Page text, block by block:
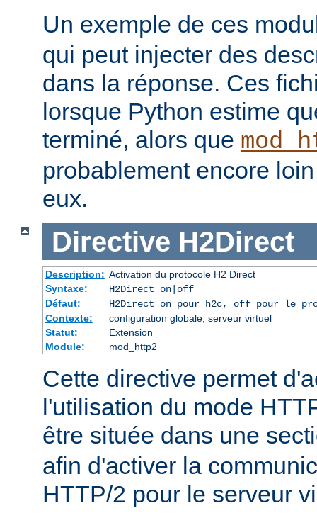
Un exemple de ces
qui peut injecter des
dans la réponse. Ces
lorsque Python estime
terminé, alors que
probablement encore
eux.
Directive H2Direct
Description: Activation du protocole H2 Direct
Syntaxe:
H2Direct on|off
Défaut:
H2Direct on pour h2c, off pour le
Contexte:
configuration globale, serveur virtuel
Statut:
Extension
Module:
mod_http2
Cette directive permet
l'utilisation du mode
être située dans une
afin d'activer la
HTTP/2 pour le serveur